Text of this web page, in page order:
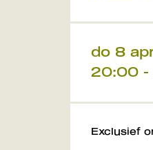
do 8
20:00 -
Exclusief